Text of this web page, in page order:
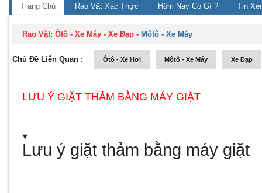
Trang Chủ Rao Vặt Xác Thực Hôm Nay Có Gì ? Tin
Rao Vặt:Ôtô - Xe Máy - Xe Đạp - Môtô - Xe Máy
Chủ Đề Liên Quan : Ôtô - Xe Hơi Môtô - Xe Máy Xe Đạp
LƯU Ý GIẶT THẢM BẰNG MÁY GIẶT
Lưu ý giặt thảm bằng máy giặt